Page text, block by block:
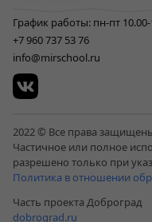
График работы: пн-пт
+7 960 737 53 76
info@mirschool.ru
2022 © Все права
Частичное или полное
разрешено только при
Политика в отношении
Часть проекта Доброград
dobrograd.ru